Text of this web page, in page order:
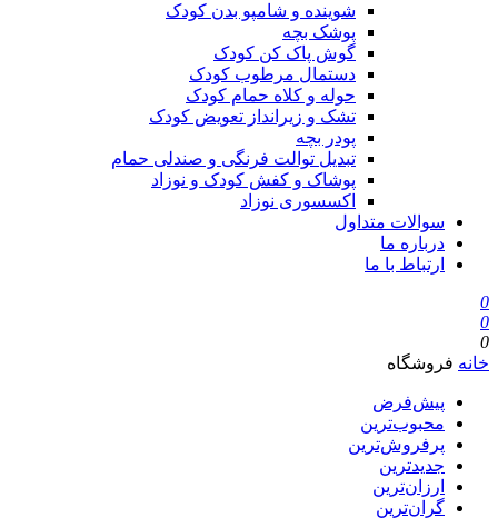
شوینده و شامپو بدن کودک
پوشک بچه
گوش پاک کن کودک
دستمال مرطوب کودک
حوله و کلاه حمام کودک
تشک و زیرانداز تعویض کودک
پودر بچه
تبدیل توالت فرنگی و صندلی حمام
پوشاک و کفش کودک و نوزاد
اکسسوری نوزاد
سوالات متداول
درباره ما
ارتباط با ما
0
0
0
خانه فروشگاه
پیش‌فرض
محبوب‌ترین
پرفروش‌ترین
جدیدترین
ارزان‌ترین
گران‌ترین